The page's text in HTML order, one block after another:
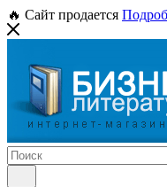
🔥 Сайт продается